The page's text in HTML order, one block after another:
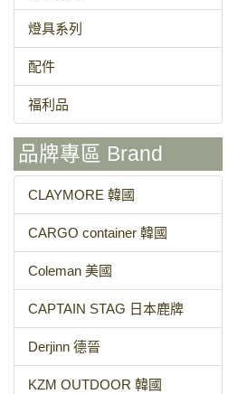
燈具系列
配件
福利品
品牌專區 Brand
CLAYMORE 韓國
CARGO container 韓國
Coleman 美國
CAPTAIN STAG 日本鹿牌
Derjinn 德晉
KZM OUTDOOR 韓國